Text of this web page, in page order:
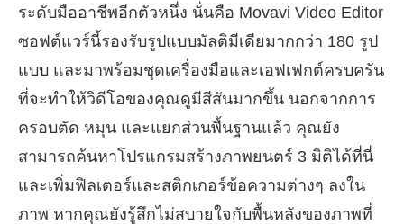
ระดับมืออาชีพอีกตัวหนึ่ง นั่นคือ Movavi Video Editor
ซอฟต์แวร์นี้รองรับรูปแบบมัลติมีเดียมากกว่า 180 รูป
แบบ และมาพร้อมชุดเครื่องมือและเอฟเฟกต์ครบครัน
ที่จะทำให้วิดีโอของคุณดูมีสีสันมากขึ้น นอกจากการ
ครอบตัด หมุน และแยกส่วนพื้นฐานแล้ว คุณยัง
สามารถค้นหาโปรแกรมสร้างภาพยนตร์ 3 มิติได้ที่นี่
และเพิ่มฟิลเตอร์และสติกเกอร์ข้อความต่างๆ ลงใน
ภาพ หากคุณยังรู้สึกไม่สบายใจกับพื้นหลังของภาพที่